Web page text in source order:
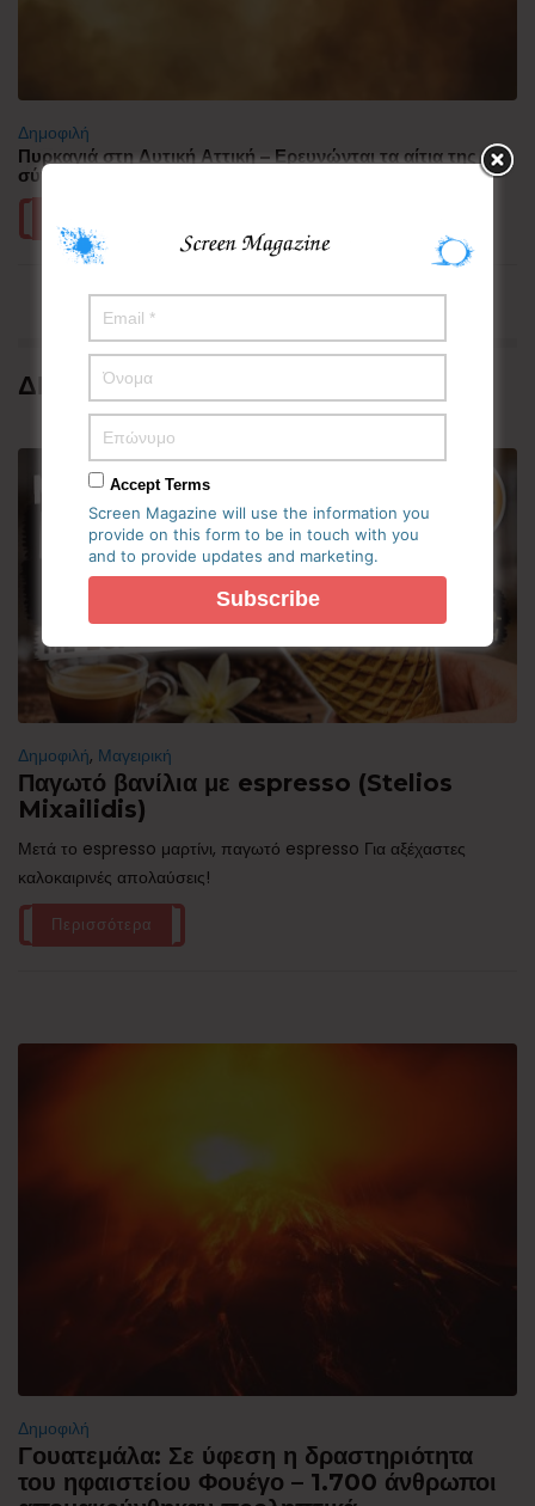
Δημοφιλή
Πυρκαγιά στη Δυτική Αττική – Ερευνώνται τα αίτια της
σύγκρουσης των δύο ελικοπτέρων
ΔΗΜΟΦΙΛΗ
Δημοφιλή, Μαγειρική
Παγωτό βανίλια με espresso (Stelios
Mixailidis)
Μετά το espresso μαρτίνι, παγωτό espresso Για αξέχαστες
καλοκαιρινές απολαύσεις!
Περισσότερα
Δημοφιλή
Γουατεμάλα: Σε ύφεση η δραστηριότητα
του ηφαιστείου Φουέγο – 1.700 άνθρωποι
Accept Terms
Screen Magazine will use the information you
provide on this form to be in touch with you
and to provide updates and marketing.